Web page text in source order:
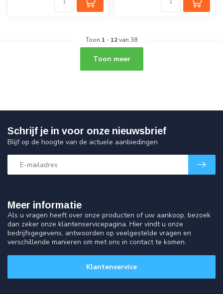
Toon 1 - 12van 38
Toon meer
Meer informatie
Als u vragen heeft over onze producten of uw aankoop, bezoek
dan zeker onze klantenservicepagina. Hier vindt u onze
bedrijfsgegevens, antwoorden op veelgestelde vragen en
verschillende manieren om met ons in contact te komen.
Klantenservice
Schrijf je in voor onze nieuwsbrief
Blijf op de hoogte van de actuele aanbiedingen